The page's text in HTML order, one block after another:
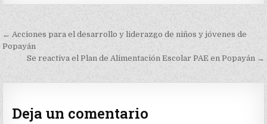
Navegación
de
← Acciones para el desarrollo y liderazgo de niños y jóvenes de
Popayán
Se reactiva el Plan de Alimentación Escolar PAE en Popayán →
Deja un comentario